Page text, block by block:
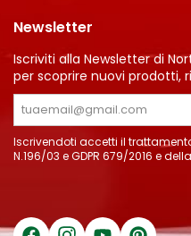
Newsletter
Iscriviti alla Newsletter di
per scoprire nuovi prodotti,
Iscrivendoti accetti il
N.196/03 e GDPR 679/2016 e della